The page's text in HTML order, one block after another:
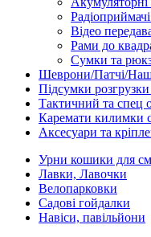
Відео
Рами до
Сумки та
Шеврони/Патчі/
Підсумки
Тактичний та спец
Каремати килимки
Аксесуари та
Урни кошики для
Лавки, Лавочки
Велопарковки
Садові гойдалки
Навіси, павільйони